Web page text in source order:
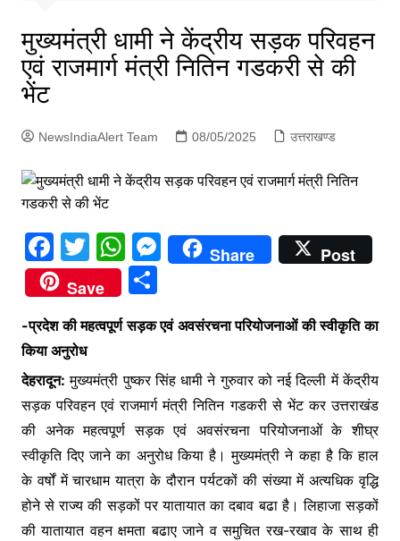
मुख्यमंत्री धामी ने केंद्रीय सड़क परिवहन
एवं राजमार्ग मंत्री नितिन गडकरी से की
भेंट
NewsIndiaAlert Team 08/05/2025 उत्तराखण्ड
F
a
c
e
b
o
o
k
T
w
itt
er
W
h
at
s
p
p
M
e
s
n
g
er
Share
Post
Save
S
ar
e
-प्रदेश की महत्वपूर्ण सड़क एवं अवसंरचना परियोजनाओं की स्वीकृति का
किया अनुरोध
देहरादून: मुख्यमंत्री पुष्कर सिंह धामी ने गुरुवार को नई दिल्ली में केंद्रीय
सड़क परिवहन एवं राजमार्ग मंत्री नितिन गडकरी से भेंट कर उत्तराखंड
की अनेक महत्वपूर्ण सड़क एवं अवसंरचना परियोजनाओं के शीघ्र
स्वीकृति दिए जाने का अनुरोध किया है। मुख्यमंत्री ने कहा है कि हाल
के वर्षों में चारधाम यात्रा के दौरान पर्यटकों की संख्या में अत्यधिक वृद्धि
होने से राज्य की सड़कों पर यातायात का दबाव बढा है। लिहाजा सड़कों
की यातायात वहन क्षमता बढाए जाने व समुचित रख-रखाव के साथ ही
e